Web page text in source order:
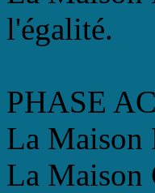
l'égalité.
PHASE
La Maison
La Maison